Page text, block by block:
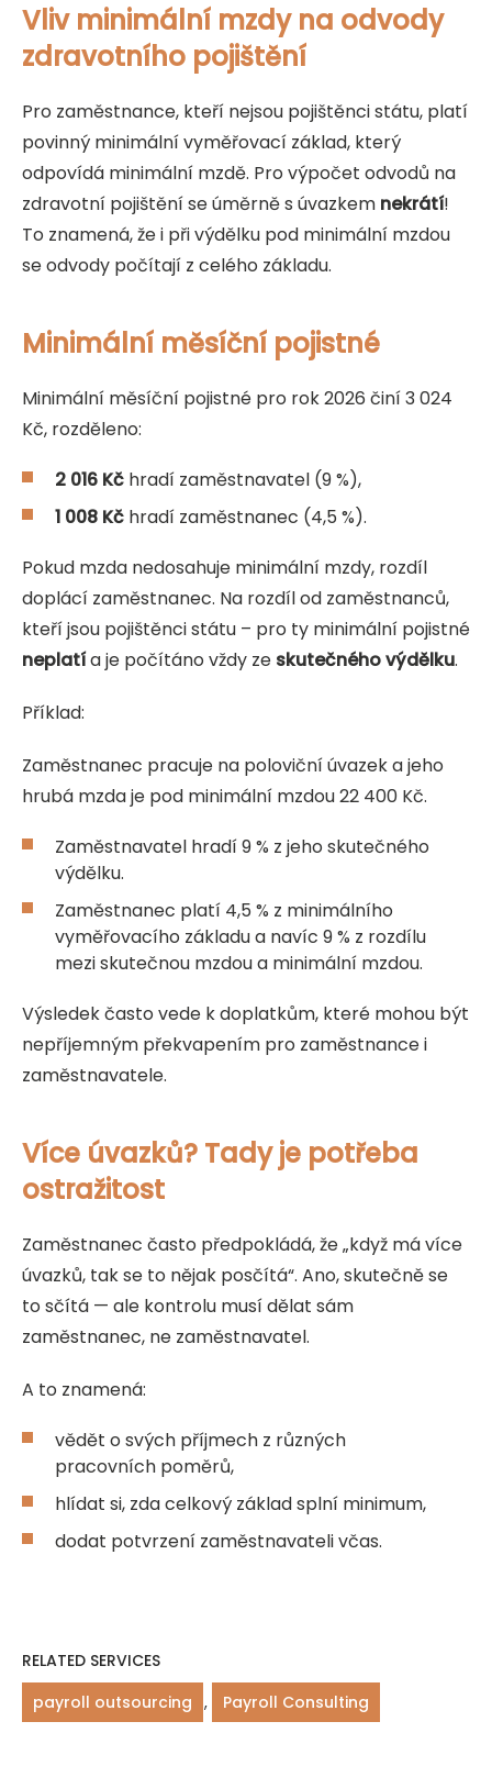
Vliv minimální mzdy na odvody
zdravotního pojištění
Pro zaměstnance, kteří nejsou pojištěnci státu, platí
povinný minimální vyměřovací základ, který
odpovídá minimální mzdě. Pro výpočet odvodů na
zdravotní pojištění se úměrně s úvazkem nekrátí!
To znamená, že i při výdělku pod minimální mzdou
se odvody počítají z celého základu.
Minimální měsíční pojistné
Minimální měsíční pojistné pro rok 2026 činí 3 024
Kč, rozděleno:
2 016 Kč hradí zaměstnavatel (9 %),
1 008 Kč hradí zaměstnanec (4,5 %).
Pokud mzda nedosahuje minimální mzdy, rozdíl
doplácí zaměstnanec. Na rozdíl od zaměstnanců,
kteří jsou pojištěnci státu – pro ty minimální pojistné
neplatía je počítáno vždy ze skutečnéhovýdělku.
Příklad:
Zaměstnanec pracuje na poloviční úvazek a jeho
hrubá mzda je pod minimální mzdou 22 400 Kč.
Zaměstnavatel hradí 9 % z jeho skutečného
výdělku.
Zaměstnanec platí 4,5 % z minimálního
vyměřovacího základu a navíc 9 % z rozdílu
mezi skutečnou mzdou a minimální mzdou.
Výsledek často vede k doplatkům, které mohou být
nepříjemným překvapením pro zaměstnance i
zaměstnavatele.
Více úvazků? Tady je potřeba
ostražitost
Zaměstnanec často předpokládá, že „když má více
úvazků, tak se to nějak posčítá“. Ano, skutečně se
to sčítá — ale kontrolu musí dělat sám
zaměstnanec, ne zaměstnavatel.
A to znamená:
vědět o svých příjmech z různých
pracovních poměrů,
hlídat si, zda celkový základ splní minimum,
dodat potvrzení zaměstnavateli včas.
RELATED SERVICES
payroll outsourcing , Payroll Consulting